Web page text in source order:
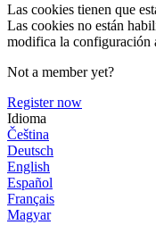
Las cookies tienen que
Las cookies no están
modifica la configuración
Not a member yet?
Register now
Idioma
Čeština
Deutsch
English
Español
Français
Magyar